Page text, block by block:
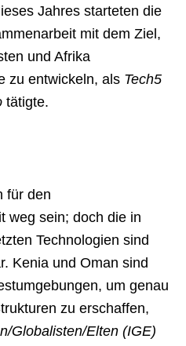
Jahres starteten die
mit dem Ziel,
und Afrika
zu entwickeln, als Tech5
tätigte.
für den
weg sein; doch die in
Technologien sind
Kenia und Oman sind
um genau
zu erschaffen,
Globalisten/Elten (IGE)